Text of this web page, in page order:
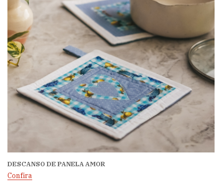
DESCANSO DE PANELA AMOR
Confira